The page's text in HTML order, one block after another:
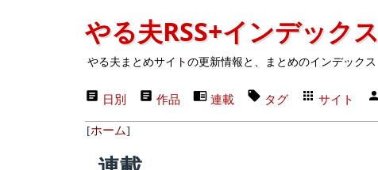
やる夫RSS+インデックス
やる夫まとめサイトの更新情報と、まとめのインデックス
日別 作品 連載 タグ サイト
[ホーム]